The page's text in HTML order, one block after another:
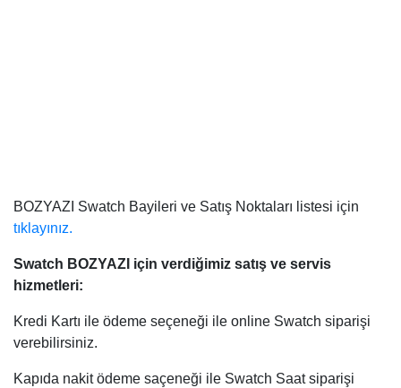
BOZYAZI Swatch Bayileri ve Satış Noktaları listesi için
tıklayınız.
Swatch BOZYAZI için verdiğimiz satış ve servis
hizmetleri:
Kredi Kartı ile ödeme seçeneği ile online Swatch siparişi
verebilirsiniz.
Kapıda nakit ödeme saçeneği ile Swatch Saat siparişi